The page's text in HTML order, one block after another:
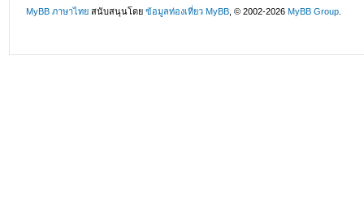
MyBB ภาษาไทย สนับสนุนโดยข้อมูลท่องเที่ยว MyBB , © 2002-2026MyBB Group